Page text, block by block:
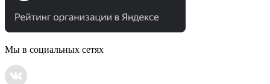
Мы в социальных сетях